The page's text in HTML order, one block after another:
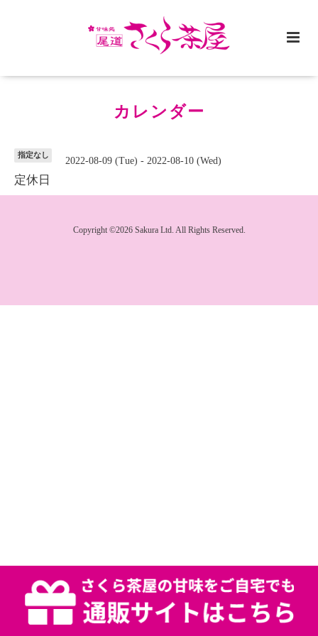
カレンダー
指定なし
2022-08-09 (Tue) - 2022-08-10 (Wed)
定休日
Copyright ©2026 Sakura Ltd. All Rights Reserved.